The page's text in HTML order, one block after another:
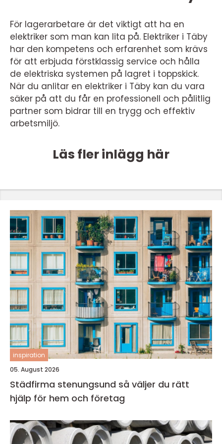
För lagerarbetare är det viktigt att ha en
elektriker som man kan lita på. Elektriker i Täby
har den kompetens och erfarenhet som krävs
för att erbjuda förstklassig service och hålla
de elektriska systemen på lagret i toppskick.
När du anlitar en elektriker i Täby kan du vara
säker på att du får en professionell och pålitlig
partner som bidrar till en trygg och effektiv
arbetsmiljö.
Läs fler inlägg här
inspiration
05. August 2026
Städfirma stenungsund så väljer du rätt
hjälp för hem och företag